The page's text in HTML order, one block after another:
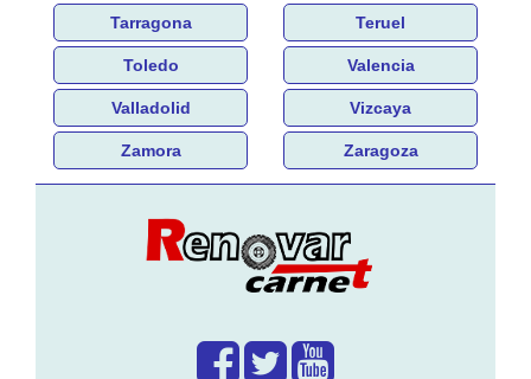
Tarragona Teruel
Toledo Valencia
Valladolid Vizcaya
Zamora Zaragoza